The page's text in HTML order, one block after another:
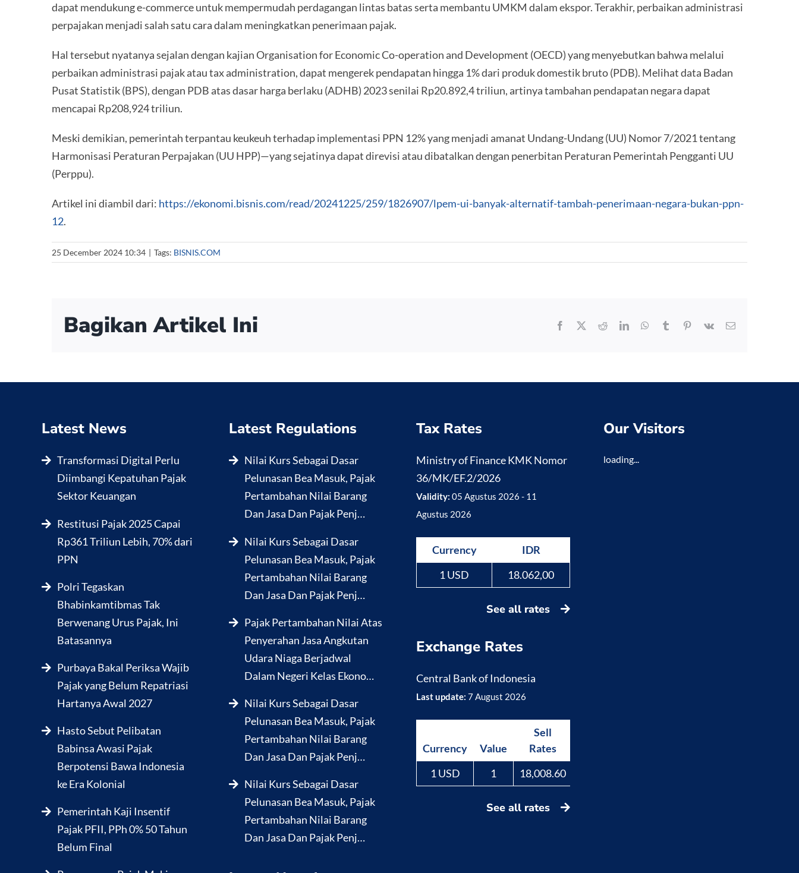
dapat mendukung e-commerce untuk mempermudah perdagangan lintas batas serta membantu UMKM dalam ekspor. Terakhir, perbaikan administrasi
perpajakan menjadi salah satu cara dalam meningkatkan penerimaan pajak.
Hal tersebut nyatanya sejalan dengan kajian Organisation for Economic Co-operation and Development (OECD) yang menyebutkan bahwa melalui
perbaikan administrasi pajak atau tax administration, dapat mengerek pendapatan hingga 1% dari produk domestik bruto (PDB). Melihat data Badan
Pusat Statistik (BPS), dengan PDB atas dasar harga berlaku (ADHB) 2023 senilai Rp20.892,4 triliun, artinya tambahan pendapatan negara dapat
mencapai Rp208,924 triliun.
Meski demikian, pemerintah terpantau keukeuh terhadap implementasi PPN 12% yang menjadi amanat Undang-Undang (UU) Nomor 7/2021 tentang
Harmonisasi Peraturan Perpajakan (UU HPP)—yang sejatinya dapat direvisi atau dibatalkan dengan penerbitan Peraturan Pemerintah Pengganti UU
(Perppu).
Artikel ini diambil dari: https://ekonomi.bisnis.com/read/20241225/259/1826907/lpem-ui-banyak-alternatif-tambah-penerimaan-negara-bukan-ppn-
12.
25 December 2024 10:34 | Tags: BISNIS.COM
Bagikan Artikel Ini Facebook RedditLinkedInWhatsApp
Tumblr Pinterest
Vk Email
Latest News
Transformasi Digital Perlu
Diimbangi Kepatuhan Pajak
Sektor Keuangan
Restitusi Pajak 2025 Capai
Rp361 Triliun Lebih, 70% dari
PPN
Polri Tegaskan
Bhabinkamtibmas Tak
Berwenang Urus Pajak, Ini
Batasannya
Purbaya Bakal Periksa Wajib
Pajak yang Belum Repatriasi
Hartanya Awal 2027
Hasto Sebut Pelibatan
Babinsa Awasi Pajak
Berpotensi Bawa Indonesia
ke Era Kolonial
Pemerintah Kaji Insentif
Pajak PFII, PPh 0% 50 Tahun
Belum Final
Latest Regulations
Nilai Kurs Sebagai Dasar
Pelunasan Bea Masuk, Pajak
Pertambahan Nilai Barang
Dan Jasa Dan Pajak Penj…
Nilai Kurs Sebagai Dasar
Pelunasan Bea Masuk, Pajak
Pertambahan Nilai Barang
Dan Jasa Dan Pajak Penj…
Pajak Pertambahan Nilai Atas
Penyerahan Jasa Angkutan
Udara Niaga Berjadwal
Dalam Negeri Kelas Ekono…
Nilai Kurs Sebagai Dasar
Pelunasan Bea Masuk, Pajak
Pertambahan Nilai Barang
Dan Jasa Dan Pajak Penj…
Nilai Kurs Sebagai Dasar
Pelunasan Bea Masuk, Pajak
Pertambahan Nilai Barang
Dan Jasa Dan Pajak Penj…
Tax Rates
Ministry of Finance KMK Nomor
36/MK/EF.2/2026
Validity: 05 Agustus 2026 - 11
Agustus 2026
Currency
IDR
1 USD
18.062,00
See all rates
Exchange Rates
Central Bank of Indonesia
Last update: 7 August 2026
Currency Value
Sell
Rates
1 USD
1 18,008.60
See all rates
Our Visitors
loading...